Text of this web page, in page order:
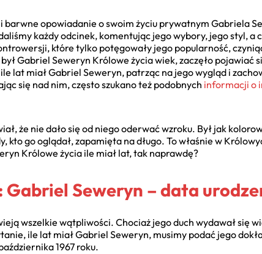
opowiadanie o swoim życiu prywatnym Gabriela
każdy odcinek, komentując jego wybory, jego styl, a
które tylko potęgowały jego popularność,
Gabriel Seweryn Królowe życia wiek, zaczęło pojawiać
lat miał Gabriel Seweryn, patrząc na jego wygląd i
się nad nim, często szukano też podobnych informacji o
że nie dało się od niego oderwać wzroku. Był jak
kto go oglądał, zapamięta na długo. To właśnie w
Królowe życia ile miał lat, tak naprawdę?
Seweryn – data
wszelkie wątpliwości. Chociaż jego duch wydawał się
ile lat miał Gabriel Seweryn, musimy podać jego
1967 roku.